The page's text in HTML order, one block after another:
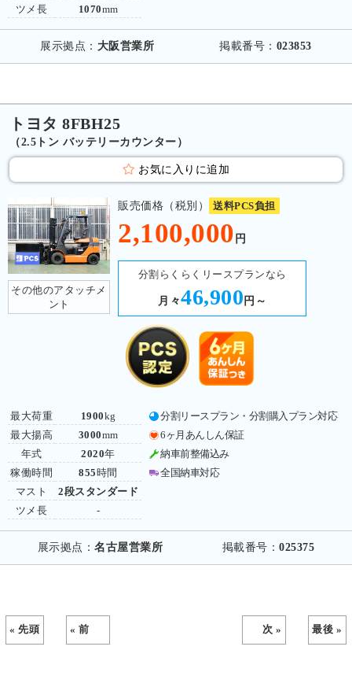
ツメ長
1070mm
展示拠点： 大阪営業所 掲載番号： 023853
トヨタ 8FBH25
（2.5トン バッテリーカウンター）
お気に入りに追加
その他のアタッチメ
ント
販売価格（税別） 送料PCS負担
2,100,000 円
分割らくらくリースプランなら
月々46,900 円～
最大荷重
最大揚高
年式
稼働時間
マスト
ツメ長
1900kg
3000mm
2020年
855 時間
2段スタンダード
-
分割リースプラン・分割購入プラン対応
6ヶ月あんしん保証
納車前整備込み
全国納車対応
展示拠点：名古屋営業所 掲載番号：025375
« 先頭 « 前 次 » 最後 »